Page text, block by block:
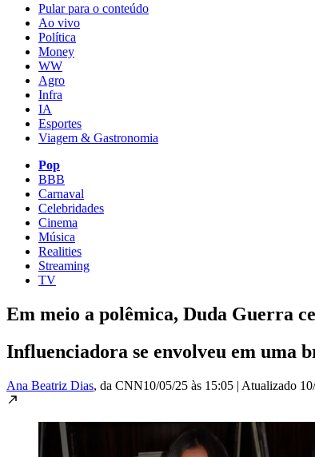
Pular para o conteúdo
Ao vivo
Política
Money
WW
Agro
Infra
IA
Esportes
Viagem & Gastronomia
Pop
BBB
Carnaval
Celebridades
Cinema
Música
Realities
Streaming
TV
Em meio a polêmica, Duda Guerra
Influenciadora se envolveu em uma
Ana Beatriz Dias, da CNN10/05/25 às 15:05 | Atualizado